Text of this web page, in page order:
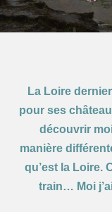
La Loire
pour ses
découvrir
manière
qu’est la Loire.
train… Moi